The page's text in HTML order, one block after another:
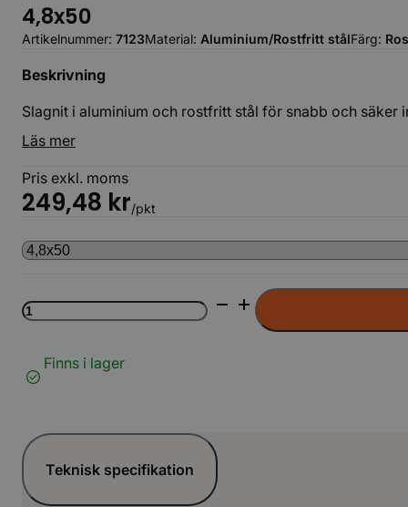
4,8x50
Artikelnummer: 7123Material: Aluminium/Rostfritt stålFärg:
Beskrivning
Slagnit i aluminium och rostfritt stål för snabb och säker
Läs mer
Pris exkl. moms
249,48 kr/pkt
Slagnit
AL/SS
EJOT
LAG
Finns i lager
Teknisk specifikation